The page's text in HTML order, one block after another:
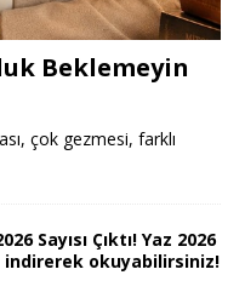
Beklemeyin
çok gezmesi, farklı
Sayısı Çıktı! Yaz 2026
indirerek okuyabilirsiniz!